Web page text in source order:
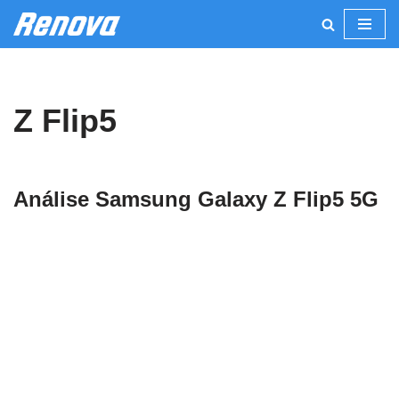
Pular
conteúdo
Z Flip5
Análise Samsung Galaxy Z Flip5 5G